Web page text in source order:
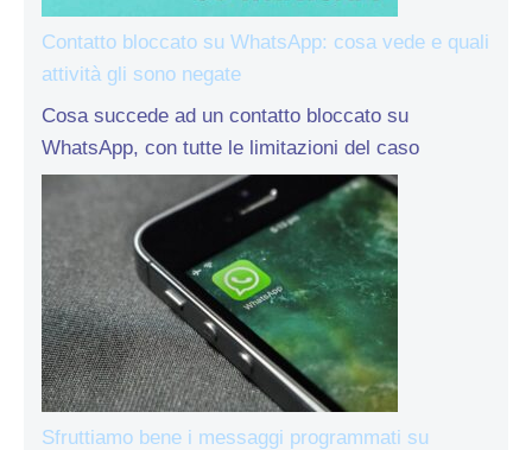
Contatto bloccato su WhatsApp: cosa vede e quali
attività gli sono negate
Cosa succede ad un contatto bloccato su
WhatsApp, con tutte le limitazioni del caso
Sfruttiamo bene i messaggi programmati su